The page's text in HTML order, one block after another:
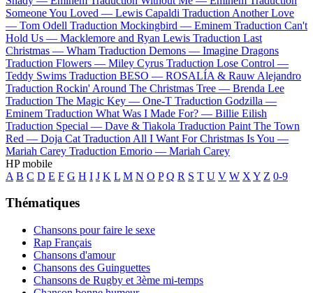
Someone You Loved — Lewis Capaldi Traduction Another Love
— Tom Odell Traduction Mockingbird — Eminem Traduction Can't
Hold Us — Macklemore and Ryan Lewis Traduction Last
Christmas — Wham Traduction Demons — Imagine Dragons
Traduction Flowers — Miley Cyrus Traduction Lose Control —
Teddy Swims Traduction BESO — ROSALÍA & Rauw Alejandro
Traduction Rockin' Around The Christmas Tree — Brenda Lee
Traduction The Magic Key — One-T Traduction Godzilla —
Eminem Traduction What Was I Made For? — Billie Eilish
Traduction Special — Dave & Tiakola Traduction Paint The Town
Red — Doja Cat Traduction All I Want For Christmas Is You —
Mariah Carey Traduction Emorio — Mariah Carey
HP mobile
A B C D E F G H I J K L M N O P Q R S T U V W X Y Z 0-9
Thématiques
Chansons pour faire le sexe
Rap Français
Chansons d'amour
Chansons des Guinguettes
Chansons de Rugby et 3ème mi-temps